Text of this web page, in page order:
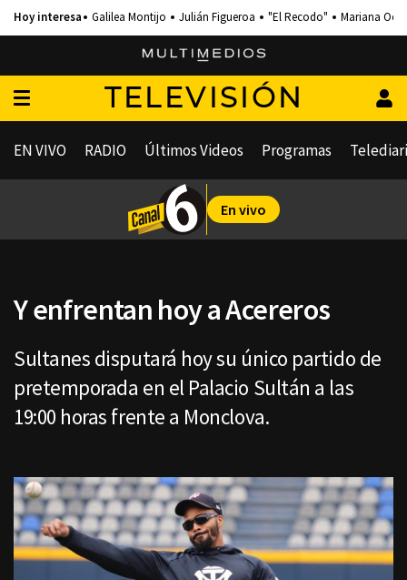
Galilea Montijo Julián Figueroa "El Recodo" Mariana
TELEVISIÓN
EN VIVO RADIO Últimos Videos Programas
En vivo
Y enfrentan hoy a Acereros
Sultanes disputará hoy su único partido de
pretemporada en el Palacio Sultán a las
19:00 horas frente a Monclova.